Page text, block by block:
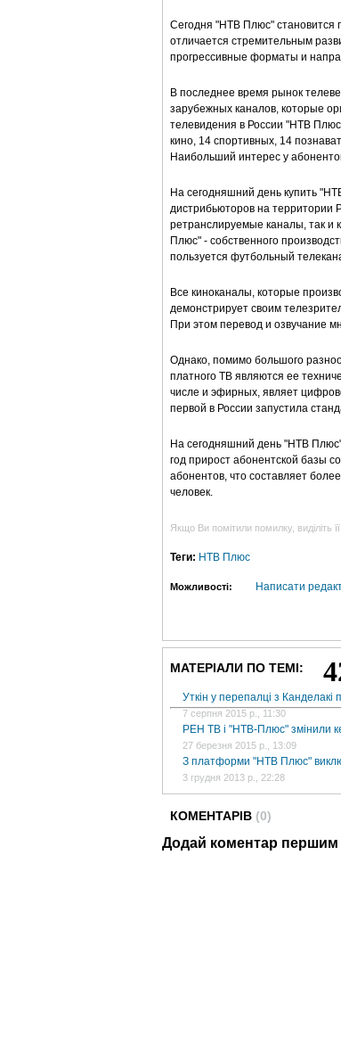
Сегодня "НТВ Плюс" становится
отличается стремительным
прогрессивные форматы и
В последнее время рынок
зарубежных каналов, которые
телевидения в России "НТВ
кино, 14 спортивных, 14
Наибольший интерес у
На сегодняшний день купить
дистрибьюторов на территории
ретранслируемые каналы, так и
Плюс" - собственного
пользуется футбольный
Все киноканалы, которые
демонстрирует своим
При этом перевод и озвучание
Однако, помимо большого
платного ТВ являются ее
числе и эфирных, являет
первой в России запустила
На сегодняшний день "НТВ
год прирост абонентской базы
абонентов, что составляет
человек.
Якщо Ви помітили помилку, виділіть
Теги: НТВ Плюс
Можливості: Написати
МАТЕРІАЛИ ПО ТЕМІ:
Уткін у перепалці з
7 серпня 2015 р., 11:30
РЕН ТВ і "НТВ-Плюс" змінили
27 березня 2015 р., 13:09
З платформи "НТВ Плюс"
3 грудня 2013 р., 22:28
КОМЕНТАРІВ (0)
Додай коментар першим